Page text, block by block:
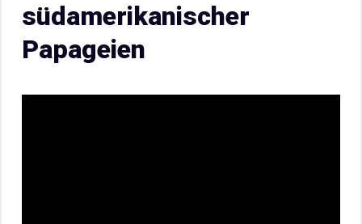
südamerikanischer
Papageien